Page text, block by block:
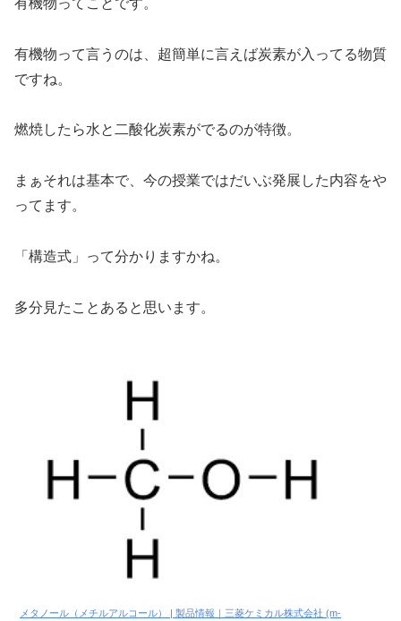
有機物って言うのは、超簡単に言えば炭素が入ってる物質
ですね。
燃焼したら水と二酸化炭素がでるのが特徴。
まぁそれは基本で、今の授業ではだいぶ発展した内容をや
ってます。
「構造式」って分かりますかね。
多分見たことあると思います。
メタノール（メチルアルコール） | 製品情報｜三菱ケミカル株式会社 (m-